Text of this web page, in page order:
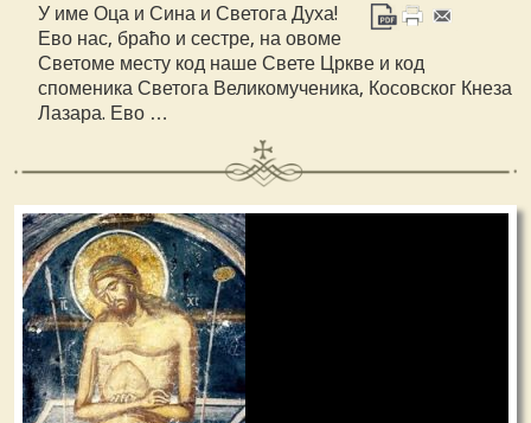
У име Оца и Сина и Светога Духа!
Ево нас, браћо и сестре, на овоме
Светоме месту код наше Свете Цркве и код
споменика Светога Великомученика, Косовског Кнеза
Лазара. Ево …